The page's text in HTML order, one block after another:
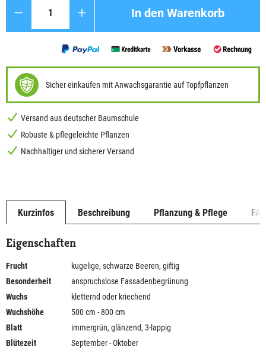
In den Warenkorb
Sicher einkaufen mit Anwachsgarantie auf Topfpflanzen
Versand aus deutscher Baumschule
Robuste & pflegeleichte Pflanzen
Nachhaltiger und sicherer Versand
Kurzinfos Beschreibung Pflanzung & Pflege
Eigenschaften
Frucht
kugelige, schwarze Beeren, giftig
Besonderheit
anspruchslose Fassadenbegrünung
Wuchs
kletternd oder kriechend
Wuchshöhe
500 cm - 800 cm
Blatt
immergrün, glänzend, 3-lappig
Blütezeit
September - Oktober